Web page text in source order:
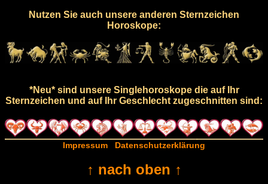
Nutzen Sie auch unsere anderen Sternzeichen
Horoskope:
*Neu* sind unsere Singlehoroskope die auf Ihr
Sternzeichen und auf Ihr Geschlecht zugeschnitten sind:
Impressum Datenschutzerklärung
↑ nach oben ↑